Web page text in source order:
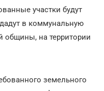
участки будут
в коммунальную
общины, на территории
земельного